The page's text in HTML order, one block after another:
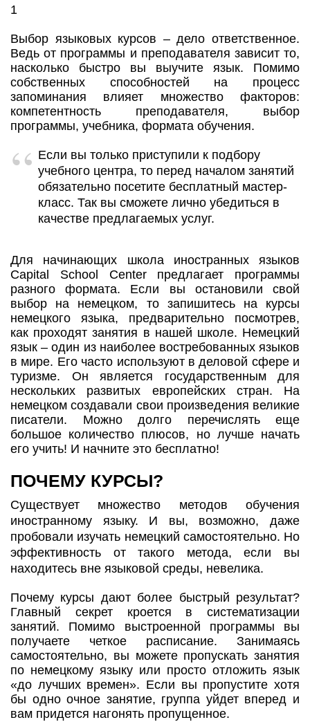
1
Выбор языковых курсов – дело ответственное.
Ведь от программы и преподавателя зависит то,
насколько быстро вы выучите язык. Помимо
собственных способностей на процесс
запоминания влияет множество факторов:
компетентность преподавателя, выбор
программы, учебника, формата обучения.
Если вы только приступили к подбору
учебного центра, то перед началом занятий
обязательно посетите бесплатный мастер-
класс. Так вы сможете лично убедиться в
качестве предлагаемых услуг.
Для начинающих школа иностранных языков
Capital School Center предлагает программы
разного формата. Если вы остановили свой
выбор на немецком, то запишитесь на курсы
немецкого языка, предварительно посмотрев,
как проходят занятия в нашей школе. Немецкий
язык – один из наиболее востребованных языков
в мире. Его часто используют в деловой сфере и
туризме. Он является государственным для
нескольких развитых европейских стран. На
немецком создавали свои произведения великие
писатели. Можно долго перечислять еще
большое количество плюсов, но лучше начать
его учить! И начните это бесплатно!
ПОЧЕМУ КУРСЫ?
Существует множество методов обучения
иностранному языку. И вы, возможно, даже
пробовали изучать немецкий самостоятельно. Но
эффективность от такого метода, если вы
находитесь вне языковой среды, невелика.
Почему курсы дают более быстрый результат?
Главный секрет кроется в систематизации
занятий. Помимо выстроенной программы вы
получаете четкое расписание. Занимаясь
самостоятельно, вы можете пропускать занятия
по немецкому языку или просто отложить язык
«до лучших времен». Если вы пропустите хотя
бы одно очное занятие, группа уйдет вперед и
вам придется нагонять пропущенное.